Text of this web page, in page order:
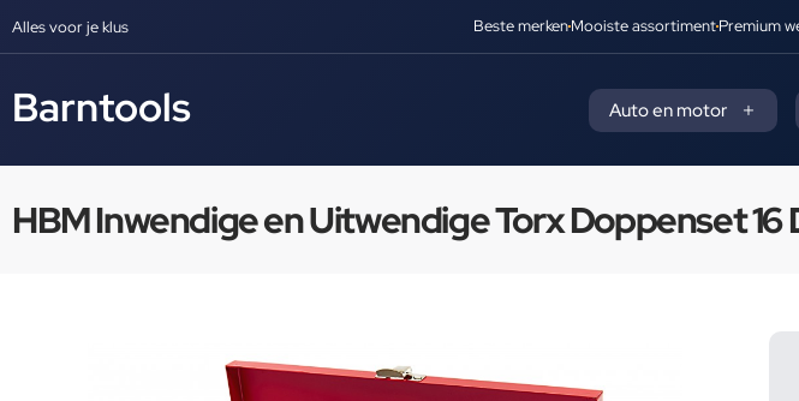
Alles voor je klus Beste merkenMooiste assortimentPremium
Barntools Auto en motor
HBM Inwendige en Uitwendige Torx Doppenset 16